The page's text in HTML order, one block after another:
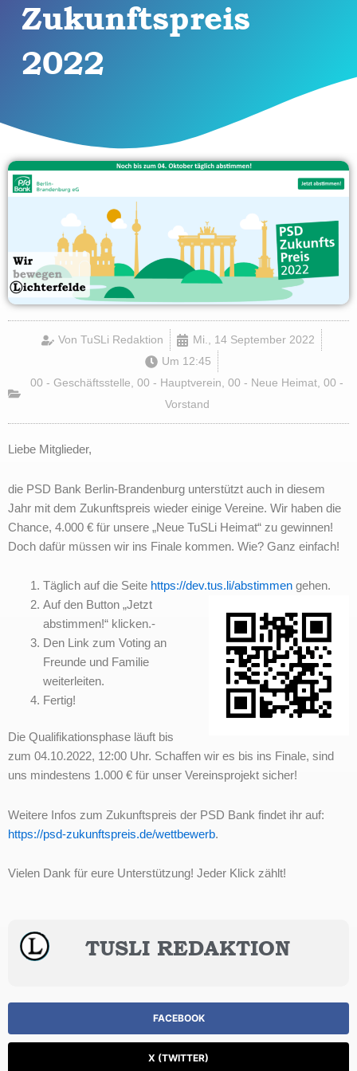
Zukunftspreis
2022
Von TuSLi Redaktion
Mi., 14 September 2022
Um 12:45
00 - Geschäftsstelle 00 - Hauptverein 00 - Neue Heimat 00 -
Vorstand
Liebe Mitglieder,
die PSD Bank Berlin-Brandenburg unterstützt auch in diesem
Jahr mit dem Zukunftspreis wieder einige Vereine. Wir haben die
Chance, 4.000 € für unsere „Neue TuSLi Heimat“ zu gewinnen!
Doch dafür müssen wir ins Finale kommen. Wie? Ganz einfach!
Täglich auf die Seite https://dev.tus.li/abstimmengehen.
Auf den Button „Jetzt
abstimmen!“ klicken.-
Den Link zum Voting an
Freunde und Familie
weiterleiten.
Fertig!
Die Qualifikationsphase läuft bis
zum 04.10.2022, 12:00 Uhr. Schaffen wir es bis ins Finale, sind
uns mindestens 1.000 € für unser Vereinsprojekt sicher!
Weitere Infos zum Zukunftspreis der PSD Bank findet ihr auf:
https://psd-zukunftspreis.de/wettbewerb.
Vielen Dank für eure Unterstützung! Jeder Klick zählt!
TUSLI REDAKTION
FACEBOOK
X (TWITTER)